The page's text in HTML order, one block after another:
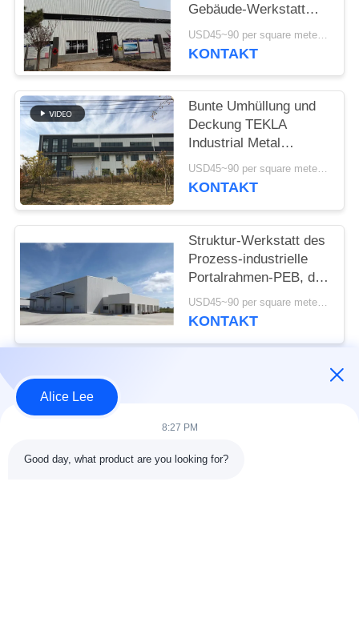
Gebäude-Werkstatt
hochfest
USD45~90 per square meter MOQ:1000 Quadratmeter
KONTAKT
Bunte Umhüllung und
Deckung TEKLA
Industrial Metal
Workshop Buildings
USD45~90 per square meter MOQ:1000 Quadratmeter
KONTAKT
Struktur-Werkstatt des
Prozess-industrielle
Portalrahmen-PEB, die
Iso-Norm aufbaut
USD45~90 per square meter MOQ:1000 Quadratmeter
KONTAKT
Beliebte Kategorien
Stahlkonstruktionsbau
Werkstatt
Alice Lee
8:27 PM
Good day, what product are you looking for?